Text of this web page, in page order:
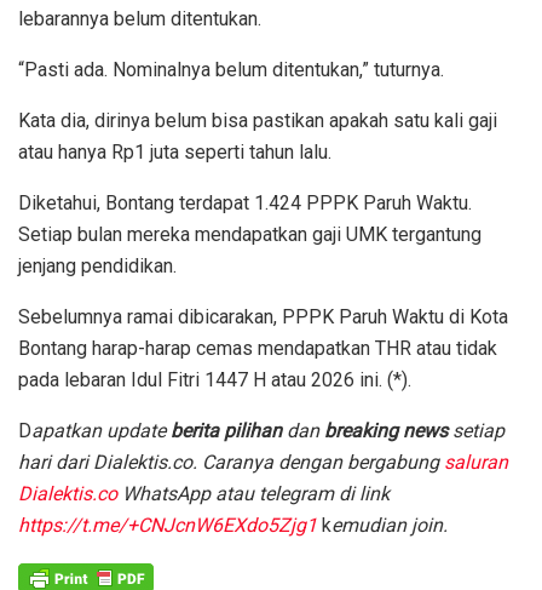
lebarannya belum ditentukan.
“Pasti ada. Nominalnya belum ditentukan,” tuturnya.
Kata dia, dirinya belum bisa pastikan apakah satu kali gaji
atau hanya Rp1 juta seperti tahun lalu.
Diketahui, Bontang terdapat 1.424 PPPK Paruh Waktu.
Setiap bulan mereka mendapatkan gaji UMK tergantung
jenjang pendidikan.
Sebelumnya ramai dibicarakan, PPPK Paruh Waktu di Kota
Bontang harap-harap cemas mendapatkan THR atau tidak
pada lebaran Idul Fitri 1447 H atau 2026 ini. (*).
Dapatkan updateberita pilihan dan breaking newssetiap
hari dari Dialektis.co. Caranya dengan bergabung saluran
Dialektis.co WhatsApp atau telegram di link
https://t.me/+CNJcnW6EXdo5Zjg1 kemudian join.